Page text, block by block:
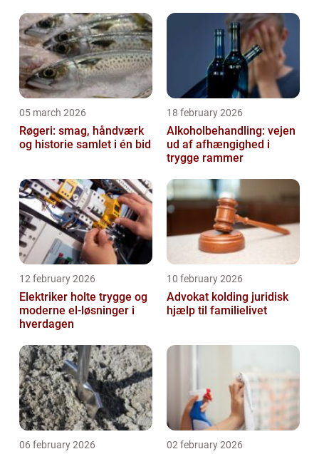
05 march 2026
Røgeri: smag, håndværk
og historie samlet i én bid
18 february 2026
Alkoholbehandling: vejen
ud af afhængighed i
trygge rammer
12 february 2026
Elektriker holte trygge og
moderne el-løsninger i
hverdagen
10 february 2026
Advokat kolding juridisk
hjælp til familielivet
06 february 2026 02 february 2026